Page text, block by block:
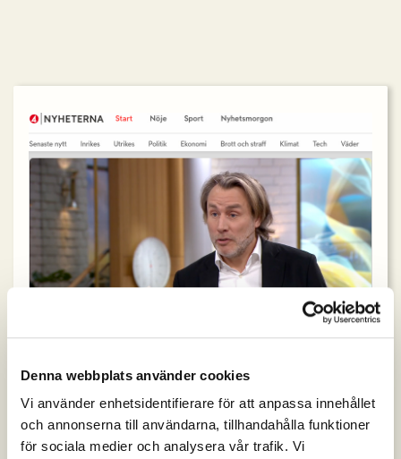
Denna webbplats använder cookies
Vi använder enhetsidentifierare för att anpassa innehållet
och annonserna till användarna, tillhandahålla funktioner
för sociala medier och analysera vår trafik. Vi
Tv4 Nyhetsmorgon
Martin Svensson, Managing director at AI Sweden
besökte Tv4 Nyhetsmorgon för att tala om En AI-
Strategi för Sverige den 20 mars 2024